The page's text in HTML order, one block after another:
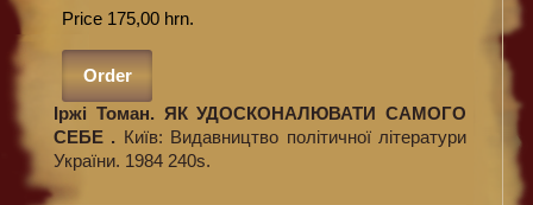
Price 175,00 hrn.
Order
Іржі Томан. ЯК УДОСКОНАЛЮВАТИ САМОГО
СЕБЕ . Київ: Видавництво політичної літератури
України. 1984 240s.